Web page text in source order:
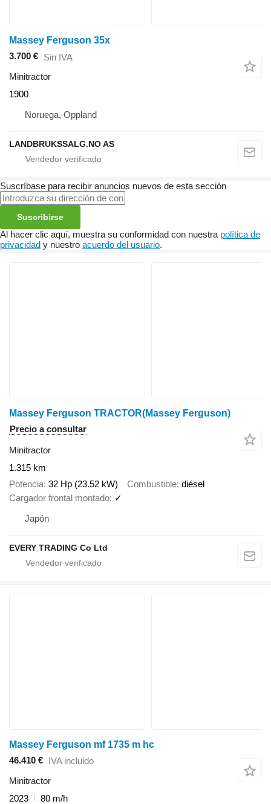
Massey Ferguson 35x
3.700 € Sin IVA
Minitractor
1900
Noruega, Oppland
LANDBRUKSSALG.NO AS
Suscríbase para recibir anuncios nuevos de esta sección
Suscribirse
Al hacer clic aquí, muestra su conformidad con nuestra política de
privacidad y nuestro acuerdo del usuario.
Massey Ferguson TRACTOR(Massey Ferguson)
Precio a consultar
Minitractor
1.315 km
Potencia 32 Hp (23.52 kW) Combustible diésel
Cargador frontal montado ✓
Japón
EVERY TRADING Co Ltd
Massey Ferguson mf 1735 m hc
46.410 € IVA incluido
Minitractor
2023
80 m/h